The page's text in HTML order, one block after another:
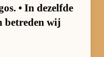
• In de­zelfde
be­tre­den wij